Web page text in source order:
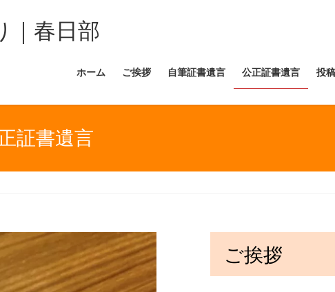
｜春日部
ホーム ご挨拶 自筆証書遺言 公正証書遺言 投
証書遺言
ご挨拶